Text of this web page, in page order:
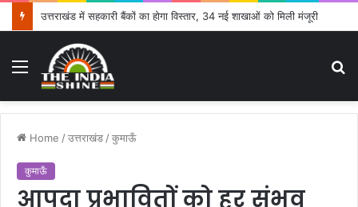
उत्तराखंड में सहकारी बैंकों का होगा विस्तार, 34 नई शाखाओं को मिली मंजूरी
Menu
Home /उत्तराखंड /कुमाऊँ
कुमाऊँ
आपदा प्रभावितों को हर संभव